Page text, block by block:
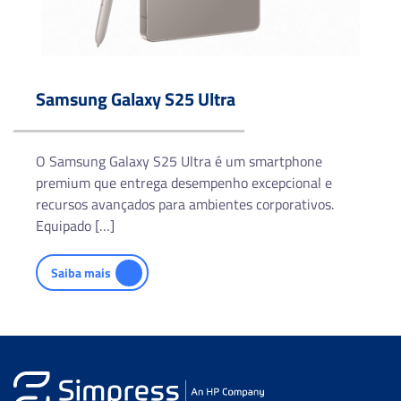
Android | 6.12
Samsung Galaxy S25 Ultra
O Samsung Galaxy S25 Ultra é um smartphone
premium que entrega desempenho excepcional e
recursos avançados para ambientes corporativos.
Equipado […]
Saiba mais